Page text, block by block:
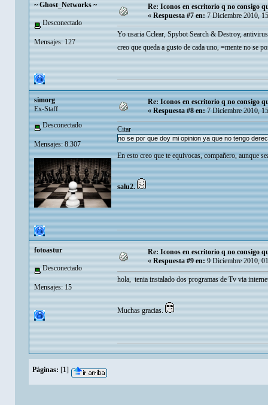
~ Ghost_Networks ~
Desconectado
Mensajes: 127
Re: Iconos en escritorio q no consigo
« Respuesta #7 en: 7 Diciembre 2010,
Yo usaria Cclear, Spybot Search & Destroy,
creo que queda a gusto de cada uno, =mente no se
simorg
Ex-Staff
Desconectado
Mensajes: 8.307
Re: Iconos en escritorio q no consigo
«Respuesta #8 en:7 Diciembre 2010,
Citar
no se por que doy mi opinion ya que no tengo
En esto creo que te equivocas, compañero, aunque
salu2.
fotoastur
Desconectado
Mensajes: 15
Re: Iconos en escritorio q no consigo
« Respuesta #9 en: 9 Diciembre 2010,
hola, tenia instalado dos programas de Tv via
Muchas gracias.
Páginas: [1]